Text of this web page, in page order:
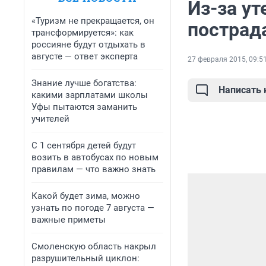
«Туризм не прекращается, он
трансформируется»: как
россияне будут отдыхать в
августе — ответ эксперта
Знание лучше богатства:
какими зарплатами школы
Уфы пытаются заманить
учителей
С 1 сентября детей будут
возить в автобусах по новым
правилам — что важно знать
Какой будет зима, можно
узнать по погоде 7 августа —
важные приметы
Смоленскую область накрыл
разрушительный циклон:
Из-за
27 февраля 2015,
Написать